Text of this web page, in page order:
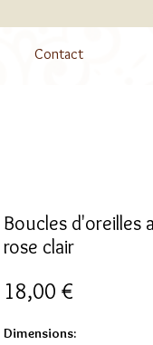
Contact
Boucles d'oreilles
rose clair
18,00 €
Dimensions: